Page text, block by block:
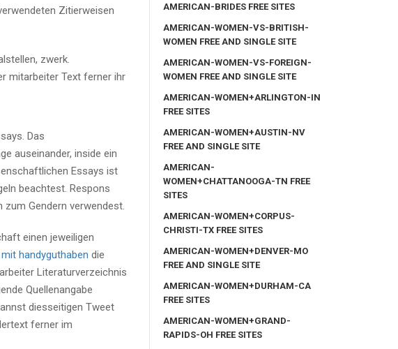
Zitierweisen
zwerk.
mitarbeiter Text ferner ihr
Das
auseinander, inside ein
Essays ist
beachtest. Respons
Gendern verwendest.
einen jeweiligen
handyguthaben die
Literaturverzeichnis
Quellenangabe
diesseitigen Tweet
ferner im
AMERICAN-BRIDES FREE SITES
AMERICAN-WOMEN-VS-BRITISH-
WOMEN FREE AND SINGLE SITE
AMERICAN-WOMEN-VS-FOREIGN-
WOMEN FREE AND SINGLE SITE
AMERICAN-WOMEN+ARLINGTON-IN
FREE SITES
AMERICAN-WOMEN+AUSTIN-NV
FREE AND SINGLE SITE
AMERICAN-
WOMEN+CHATTANOOGA-TN FREE
SITES
AMERICAN-WOMEN+CORPUS-
CHRISTI-TX FREE SITES
AMERICAN-WOMEN+DENVER-MO
FREE AND SINGLE SITE
AMERICAN-WOMEN+DURHAM-CA
FREE SITES
AMERICAN-WOMEN+GRAND-
RAPIDS-OH FREE SITES